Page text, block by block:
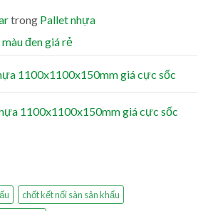
trong Pallet nhựa
đen giá rẻ
1100x1100x150mm giá cực sốc
1100x1100x150mm giá cực sốc
chốt kết nối sàn sân khấu